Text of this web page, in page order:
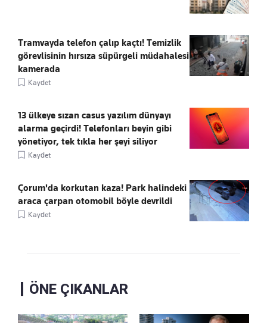
Tramvayda telefon çalıp kaçtı! Temizlik
görevlisinin hırsıza süpürgeli müdahalesi
kamerada
Kaydet
13 ülkeye sızan casus yazılım dünyayı
alarma geçirdi! Telefonları beyin gibi
yönetiyor, tek tıkla her şeyi siliyor
Kaydet
Çorum'da korkutan kaza! Park halindeki
araca çarpan otomobil böyle devrildi
Kaydet
ÖNE ÇIKANLAR